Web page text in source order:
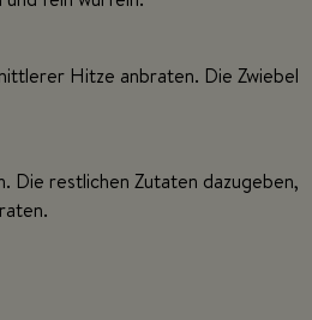
Hitze anbraten. Die Zwiebel
Die restlichen Zutaten dazugeben,